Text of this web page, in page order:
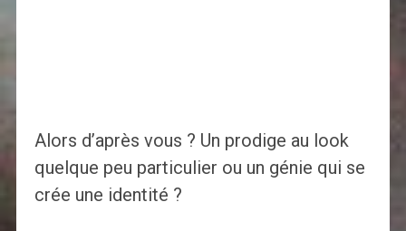
Alors d’après vous ? Un prodige au look
quelque peu particulier ou un génie qui se
crée une identité ?